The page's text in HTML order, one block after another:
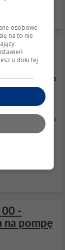
nie
tapompa
z niego
sprawdzić czy
Mogło
-
na pompę
osobowe
na to nie
u dołu tej